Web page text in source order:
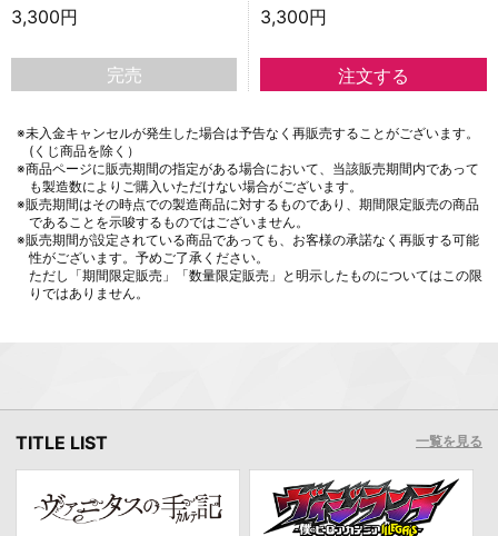
3,300円
完売
3,300円
※未入金キャンセルが発生した場合は予告なく再販売することがございます。
(くじ商品を除く）
※商品ページに販売期間の指定がある場合において、当該販売期間内であって
も製造数によりご購入いただけない場合がございます。
※販売期間はその時点での製造商品に対するものであり、期間限定販売の商品
であることを示唆するものではございません。
※販売期間が設定されている商品であっても、お客様の承諾なく再販する可能
性がございます。予めご了承ください。
ただし「期間限定販売」「数量限定販売」と明示したものについてはこの限
りではありません。
TITLE LIST 一覧を見る